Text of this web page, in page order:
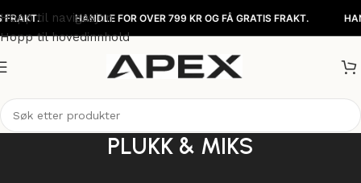
HANDLE FOR OVER 799 KR OG FÅ GRATIS FRAKT. HANDLE
Hopp til navigasjon
Hopp til hovedinnhold
PLUKK & MIKS